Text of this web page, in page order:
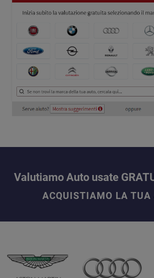
Valutiamo Auto usate
ACQUISTIAMO LA TUA